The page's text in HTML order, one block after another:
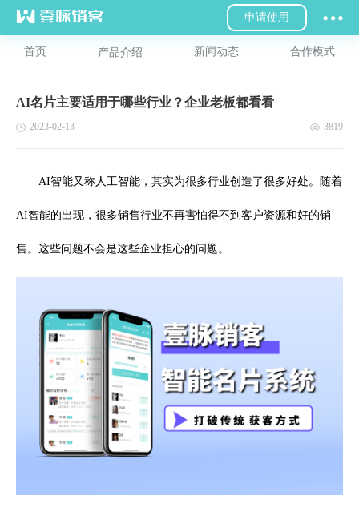
申请使用
首页 产品介绍 新闻动态 合作模式
AI名片主要适用于哪些行业？企业老板都看看
2023-02-13 3819
AI智能又称人工智能，其实为很多行业创造了很多好处。随着
AI智能的出现，很多销售行业不再害怕得不到客户资源和好的销
售。这些问题不会是这些企业担心的问题。